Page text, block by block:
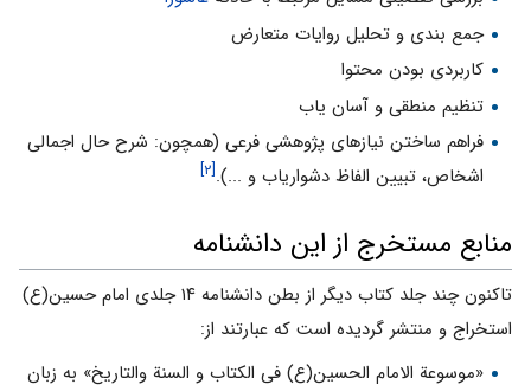
جمع بندى و تحلیل روایات متعارض
کاربردى بودن محتوا
تنظیم منطقى و آسان یاب
فراهم ساختن نیازهاى پژوهشى فرعى (همچون: شرح حال اجمالى
اشخاص، تبیین الفاظ دشواریاب و ...).[۲]
منابع مستخرج از این دانشنامه
تاکنون چند جلد کتاب دیگر از بطن دانشنامه ۱۴ جلدی امام حسین(ع)
استخراج و منتشر گردیده است که عبارتند از:
«موسوعة الامام الحسین(ع) فی الکتاب و السنة والتاریخ» به زبان